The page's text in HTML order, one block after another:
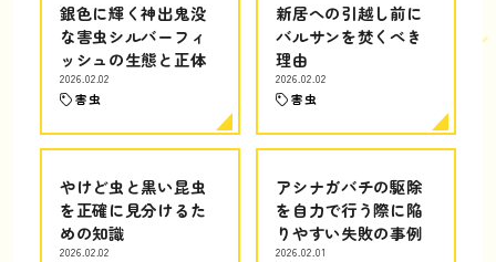
銀色に輝く神出鬼没
な害虫シルバーフィ
ッシュの生態と正体
2026.02.02
害虫
新居への引越し前に
バルサンを焚くべき
理由
2026.02.02
害虫
やけど虫と黒い昆虫
を正確に見分けるた
めの知識
2026.02.02
アシナガバチの駆除
を自力で行う際に陥
りやすい失敗の事例
2026.02.01